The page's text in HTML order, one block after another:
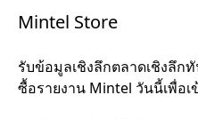
Mintel Store
รับข้อมูลเชิงลึกตลาดเชิงลึ
ซื้อรายงาน Mintel วันนี้เพื่อ